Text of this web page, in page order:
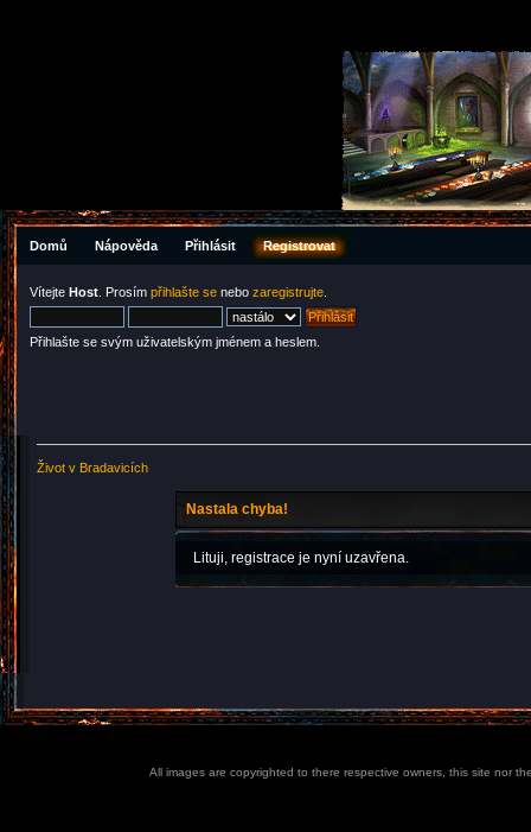
Domů Nápověda Přihlásit Registrovat
Vítejte Host . Prosím přihlašte se nebo zaregistrujte
Přihlašte se svým uživatelským jménem a heslem.
Život v Bradavicích
Nastala chyba!
Lituji, registrace je nyní uzavřena.
All images are copyrighted to there respective owners, this site nor